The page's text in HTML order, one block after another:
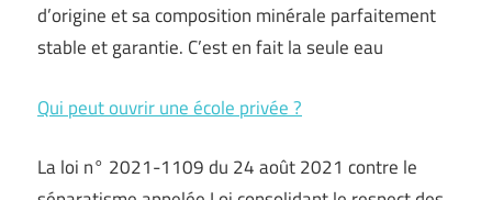
d’origine et sa composition minérale parfaitement
stable et garantie. C’est en fait la seule eau
Qui peut ouvrir une école privée ?
La loi n° 2021-1109 du 24 août 2021 contre le